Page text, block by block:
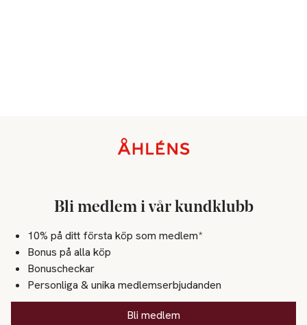
Bli medlem i vår kundklubb
10% på ditt första köp som medlem*
Bonus på alla köp
Bonuscheckar
Personliga & unika medlemserbjudanden
Bli medlem